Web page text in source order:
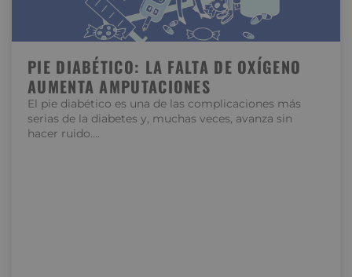
PIE DIABÉTICO: LA FALTA DE OXÍGENO
AUMENTA AMPUTACIONES
El pie diabético es una de las complicaciones más
serias de la diabetes y, muchas veces, avanza sin
hacer ruido….